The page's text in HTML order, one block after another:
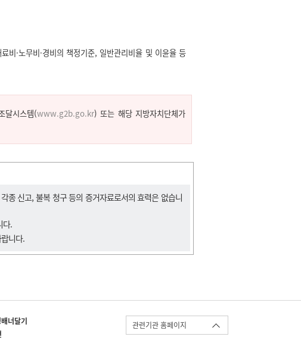
비·노무비·경비의 책정기준, 일반관리비율 및 이윤율 등
달시스템(www.g2b.go.kr) 또는 해당 지방자치단체가
종 신고, 불복 청구 등의 증거자료로서의 효력은 없습니
다.
니다.
너달기 관련기관 홈페이지